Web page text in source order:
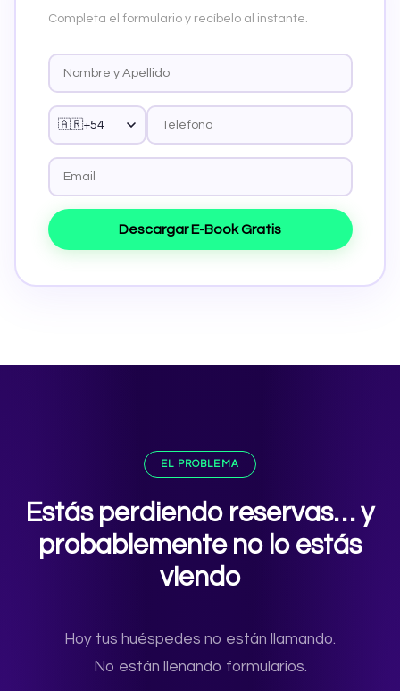
Completa el formulario y recíbelo al instante.
🇦🇷+54
Descargar E-Book Gratis
EL PROBLEMA
Estás perdiendo reservas… y
probablemente no lo estás
viendo
Hoy tus huéspedes no están llamando.
No están llenando formularios.